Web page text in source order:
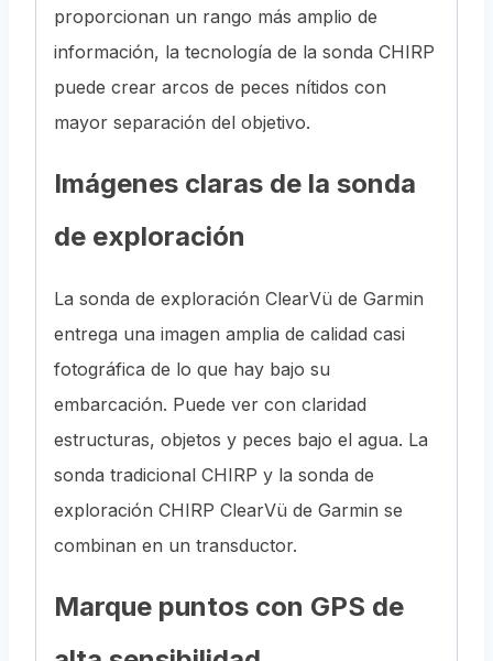
proporcionan un rango más amplio de
información, la tecnología de la sonda CHIRP
puede crear arcos de peces nítidos con
mayor separación del objetivo.
Imágenes claras de la sonda
de exploración
La sonda de exploración ClearVü de Garmin
entrega una imagen amplia de calidad casi
fotográfica de lo que hay bajo su
embarcación. Puede ver con claridad
estructuras, objetos y peces bajo el agua. La
sonda tradicional CHIRP y la sonda de
exploración CHIRP ClearVü de Garmin se
combinan en un transductor.
Marque puntos con GPS de